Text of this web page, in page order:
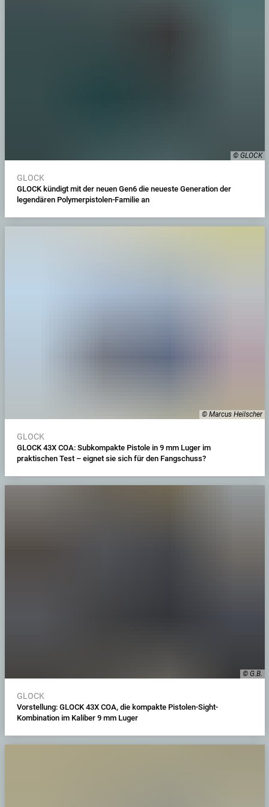
© GLOCK
GLOCK
GLOCK kündigt mit der neuen Gen6 die neueste Generation der
legendären Polymerpistolen-Familie an
© Marcus Heilscher
GLOCK
GLOCK 43X COA: Subkompakte Pistole in 9 mm Luger im
praktischen Test – eignet sie sich für den Fangschuss?
© G.B.
GLOCK
Vorstellung: GLOCK 43X COA, die kompakte Pistolen-Sight-
Kombination im Kaliber 9 mm Luger